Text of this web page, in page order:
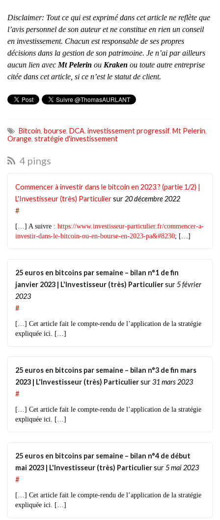
Disclaimer: Tout ce qui est exprimé dans cet article ne reflète que
l’avis personnel de son auteur et ne constitue en rien un conseil
en investissement. Chacun est responsable de ses propres
décisions dans la gestion de son patrimoine. Je n’ai par ailleurs
aucun lien avec Mt Pelerin ou Kraken ou toute autre entreprise
citée dans cet article, si ce n’est le statut de client.
Bitcoin, bourse, DCA, investissement progressif, Mt Pelerin,
Orange, stratégie d'investissement
4 pings
Commencer à investir dans le bitcoin en 2023 ? (partie 1/2) |
L'Investisseur (très) Particuliersur 20 décembre 2022
#
[…] A suivre : https://www.investisseur-particulier.fr/commencer-a-
investir-dans-le-bitcoin-ou-en-bourse-en-2023-pa&#8230; […]
25 euros en bitcoins par semaine – bilan n°1 de fin
janvier 2023 | L'Investisseur (très) Particuliersur5 février
2023
#
[…] Cet article fait le compte-rendu de l’application de la stratégie
expliquée ici. […]
25 euros en bitcoins par semaine – bilan n°3 de fin mars
2023 | L'Investisseur (très) Particuliersur31 mars 2023
#
[…] Cet article fait le compte-rendu de l’application de la stratégie
expliquée ici. […]
25 euros en bitcoins par semaine – bilan n°4 de début
mai 2023 | L'Investisseur (très) Particuliersur5 mai 2023
#
[…] Cet article fait le compte-rendu de l’application de la stratégie
expliquée ici. […]